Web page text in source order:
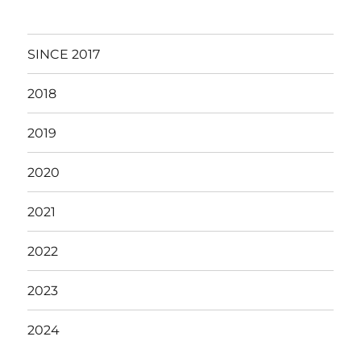
SINCE 2017
2018
2019
2020
2021
2022
2023
2024